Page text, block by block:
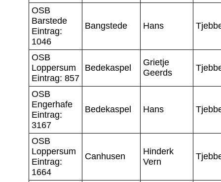
OSB
Barstede
Eintrag:
1046
Bangstede Hans
OSB
Loppersum
Eintrag: 857
Bedekaspel
Grietje
Geerds
OSB
Engerhafe
Eintrag:
3167
Bedekaspel Hans
OSB
Loppersum
Eintrag:
1664
Canhusen
Hinderk
Vern